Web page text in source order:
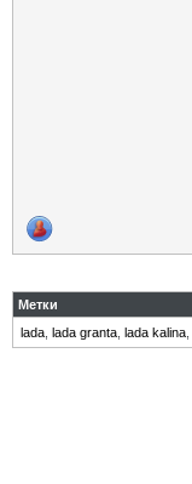
Метки
lada lada granta lada kalina